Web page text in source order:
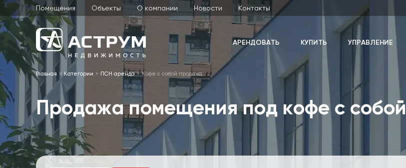
Помещения Объекты О компании Новости Контакты
АРЕНДОВАТЬ КУПИТЬ УПРАВЛЕНИЕ
Главная Категории ПСН аренда Кофе с собой продажа
Продажа помещения под кофе с собой